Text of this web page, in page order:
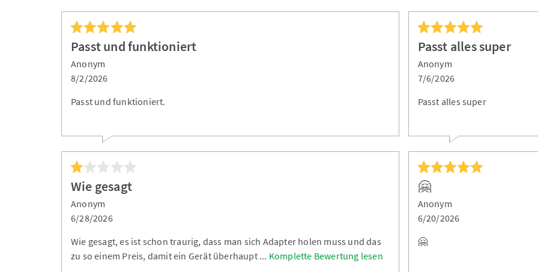
Passt und funktioniert
Anonym
8/2/2026
Passt und funktioniert.
Passt alles super
Anonym
7/6/2026
Passt alles super
Wie gesagt
Anonym
6/28/2026
Wie gesagt, es ist schon traurig, dass man sich Adapter holen muss und das
zu so einem Preis, damit ein Gerät überhaupt ... Komplette Bewertung lesen
🤗
Anonym
6/20/2026
🤗